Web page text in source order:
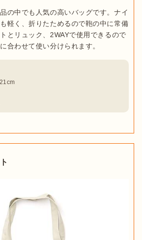
の中でも人気の高いバッグです。ナイ
軽く、折りたためるので鞄の中に常備
とリュック、2WAYで使用できるので